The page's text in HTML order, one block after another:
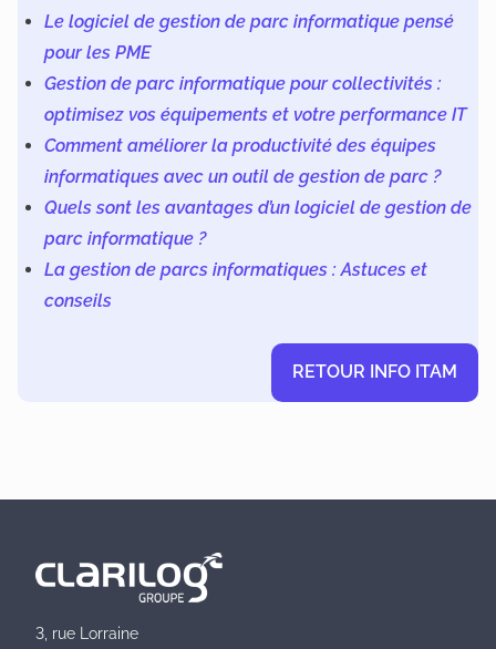
Le logiciel de gestion de parc informatique pensé
pour les PME
Gestion de parc informatique pour collectivités :
optimisez vos équipements et votre performance IT
Comment améliorer la productivité des équipes
informatiques avec un outil de gestion de parc ?
Quels sont les avantages d’un logiciel de gestion de
parc informatique ?
La gestion de parcs informatiques : Astuces et
conseils
RETOUR INFO ITAM
N
3, rue Lorraine